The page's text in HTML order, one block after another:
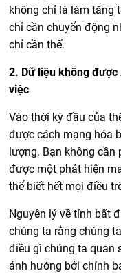
không chỉ là làm tăng
chỉ cần chuyển động
chỉ cần thế.
2. Dữ liệu không
việc
Vào thời kỳ đầu của
được cách mạng hóa
lượng. Bạn không cần
được một phát hiện
thể biết hết mọi điều
Nguyên lý về tính bất
chúng ta rằng chúng
điều gì chúng ta quan
ảnh hưởng bởi chính